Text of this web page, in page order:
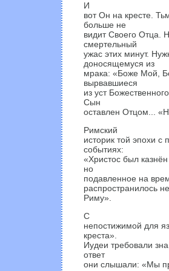
И
вот Он на кресте.
больше не
видит Своего Отца.
смертельный
ужас этих минут.
доносящемуся из
мрака: «Боже Мой,
вырвавшиеся
из уст
Сын
оставлен Отцом...
Римский
историк той эпохи с
событиях:
«Христос был
но
подавленное на
распространилось
Риму».
С
непостижимой для
креста».
Иудеи требовали
ответ
они слышали: «Мы